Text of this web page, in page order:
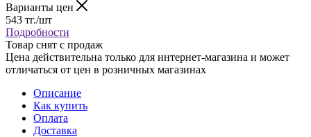
Варианты цен
543 тг./шт
Подробности
Товар снят с продаж
Цена действительна только для интернет-магазина и может
отличаться от цен в розничных магазинах
Описание
Как купить
Оплата
Доставка